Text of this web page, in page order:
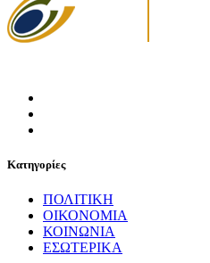
Κατηγορίες
ΠΟΛΙΤΙΚΗ
ΟΙΚΟΝΟΜΙΑ
ΚΟΙΝΩΝΙΑ
ΕΣΩΤΕΡΙΚΑ